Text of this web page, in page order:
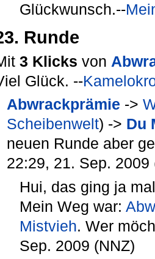
Glückwunsch.--
Runde
3 Klicks von
Glück. --
Abwrackprämie ->
Scheibenwelt) -> Du
neuen Runde aber
22:29, 21. Sep. 2009
Hui, das ging ja
Mein Weg war:
Mistvieh. Wer
Sep. 2009 (NNZ)